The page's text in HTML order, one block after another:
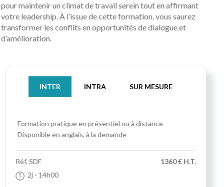
pour maintenir un climat de travail serein tout en affirmant
votre leadership. À l’issue de cette formation, vous saurez
transformer les conflits en opportunités de dialogue et
d’amélioration.
INTER INTRA SUR MESURE
Formation pratique en présentiel ou à distance
Disponible en anglais, à la demande
Réf.SDF
2j - 14h00
1360 € H.T.